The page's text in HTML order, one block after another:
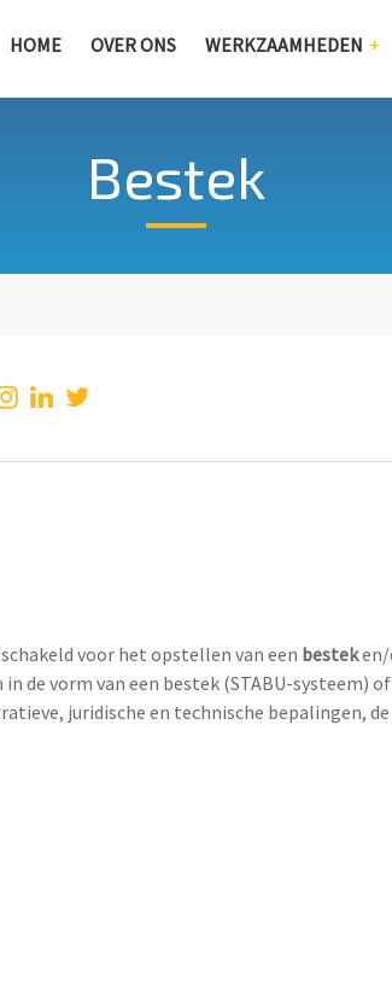
HOME OVER ONS WERKZAAMHEDEN
Bestek
voor het opstellen van een bestek
de vorm van een bestek (STABU-
juridische en technische bepalingen,